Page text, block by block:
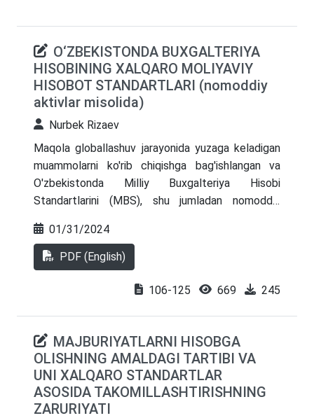
O‘ZBEKISTONDA BUXGALTERIYA
HISOBINING XALQARO MOLIYAVIY
HISOBOT STANDARTLARI (nomoddiy
aktivlar misolida)
Nurbek Rizaev
Maqola globallashuv jarayonida yuzaga keladigan
muammolarni ko'rib chiqishga bag'ishlangan va
O'zbekistonda Milliy Buxgalteriya Hisobi
Standartlarini (MBS), shu jumladan nomoddiy
Hisobot Standartlariga (IFRS) muvofiq ravishda
tuzatish tajribasiga bag'ishlangan, shuningdek,
yechimlar taklif qilingan. Bu bilan muallif xalqaro
standartlarga muvofiq nomoddiy aktivlarni tan
hisobotda nomoddiy aktivlar to‘g‘risidagi
ma’lumotlarni oshkor qilish tartibi bo‘yicha ishlab
chiqilgan tavsiyalarni taklif etadi (38-IFRS).
Bundan tashqari, nomoddiy aktivlarning
boshlang'ich qiymati, amortizatsiyasi, uzoq
01/31/2024
PDF (English)
106-125 669 245
MAJBURIYATLARNI HISOBGA
OLISHNING AMALDAGI TARTIBI VA
UNI XALQARO STANDARTLAR
ASOSIDA TAKOMILLASHTIRISHNING
ZARURIYATI